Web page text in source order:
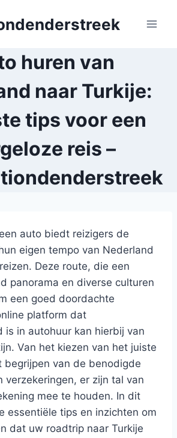
huren van
naar Turkije:
tips voor een
reis –
auto biedt reizigers de
eigen tempo van Nederland
Deze route, die een
panorama en diverse culturen
een goed doordachte
platform dat
is in autohuur kan hierbij van
Van het kiezen van het juiste
begrijpen van de benodigde
verzekeringen, er zijn tal van
mee te houden. In dit
essentiële tips en inzichten om
dat uw roadtrip naar Turkije